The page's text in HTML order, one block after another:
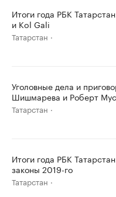
Итоги года РБК
и Kol Gali
Татарстан
Уголовные дела и
Шишмарева и Роберт
Татарстан
Итоги года РБК
законы 2019-го
Татарстан